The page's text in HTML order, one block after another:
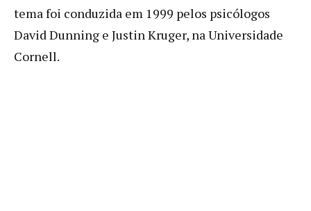
tema foi conduzida em 1999 pelos psicólogos
David Dunning e Justin Kruger, na Universidade
Cornell.